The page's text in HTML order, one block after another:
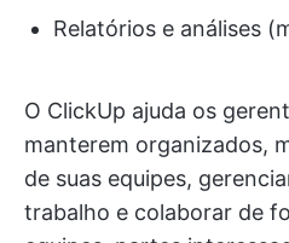
Relatórios e análises
O ClickUp ajuda os
manterem organizados,
de suas equipes,
trabalho e colaborar de